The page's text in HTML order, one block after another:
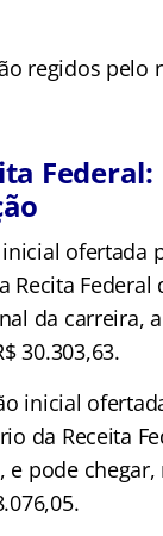
regidos pelo
Federal:
ofertada
Recita Federal
da carreira,
30.303,63.
inicial
da Receita
e pode